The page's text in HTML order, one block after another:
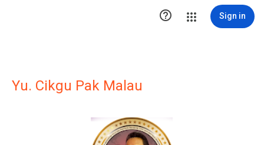
 Sign in
Yu. Cikgu Pak Malau